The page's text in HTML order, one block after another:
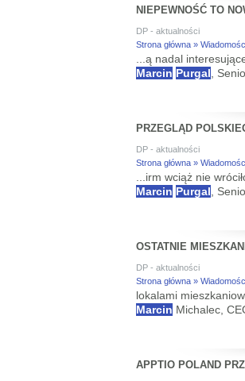
NIEPEWNOŚĆ TO
DP - aktualności
Strona główna »
...ą nadal
Marcin Purgal ,
PRZEGLĄD
DP - aktualności
Strona główna »
...irm wciąż nie
Marcin Purgal ,
OSTATNIE
DP - aktualności
Strona główna »
lokalami
Marcin Michalec,
APPTIO POLAND